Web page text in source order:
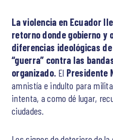
La violencia en Ecuador
retorno donde gobierno y
diferencias ideológicas
“guerra” contra las
organizado. El Presidente
amnistía e indulto para
intenta, a como dé lugar,
ciudades.